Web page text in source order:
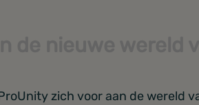
zich voor aan de wereld